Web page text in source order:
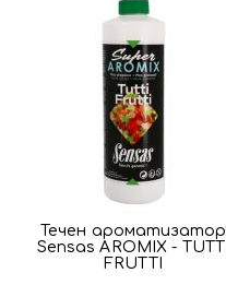
Течен ароматизатор
Sensas AROMIX - TUTTI
FRUTTI